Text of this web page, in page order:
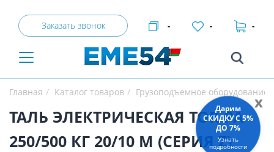
Заказать звонок - - -
Главная Каталог товаров Грузоподъемное оборудование
ТАЛЬ ЭЛЕКТРИЧЕСКАЯ TOR PA
250/500 КГ 20/10 М (СЕРИЯ Z)
x
Дарим
СКИДКУ C 5%
ДО 7%
Узнать
подробности